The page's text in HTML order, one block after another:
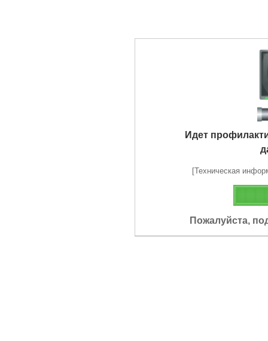
Идет
[Техническая
Пожалуйста,